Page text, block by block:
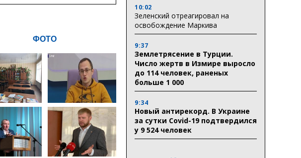
інфраструктури
ФОТО
10:02
Зеленский отреагировал на
освобождение Маркива
9:37
Землетрясение в Турции.
Число жертв в Измире выросло
до 114 человек, раненых
больше 1 000
9:34
Новый антирекорд. В Украине
за сутки Covid-19 подтвердился
у 9 524 человек